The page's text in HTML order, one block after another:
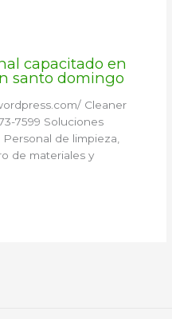
capacitado en
santo domingo
Cleaner
7599 Soluciones
de limpieza,
de materiales y